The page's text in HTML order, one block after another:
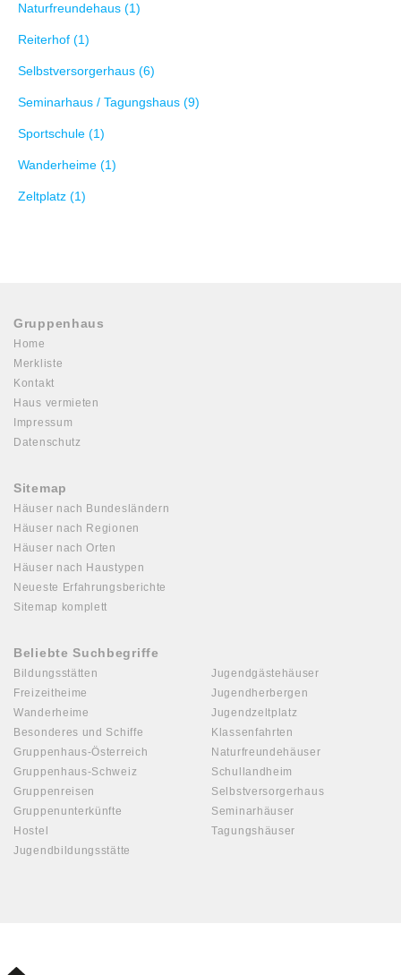
Naturfreundehaus (1)
Reiterhof (1)
Selbstversorgerhaus (6)
Seminarhaus / Tagungshaus (9)
Sportschule (1)
Wanderheime (1)
Zeltplatz (1)
Gruppenhaus
Home
Merkliste
Kontakt
Haus vermieten
Impressum
Datenschutz
Sitemap
Häuser nach Bundesländern
Häuser nach Regionen
Häuser nach Orten
Häuser nach Haustypen
Neueste Erfahrungsberichte
Sitemap komplett
Beliebte Suchbegriffe
Bildungsstätten
Freizeitheime
Wanderheime
Besonderes und Schiffe
Gruppenhaus-Österreich
Gruppenhaus-Schweiz
Gruppenreisen
Gruppenunterkünfte
Hostel
Jugendbildungsstätte
Jugendgästehäuser
Jugendherbergen
Jugendzeltplatz
Klassenfahrten
Naturfreundehäuser
Schullandheim
Selbstversorgerhaus
Seminarhäuser
Tagungshäuser